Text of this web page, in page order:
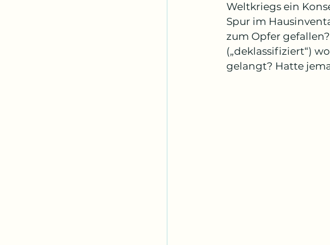
Weltkriegs ein
Spur im
zum Opfer
(„deklassifiziert“)
gelangt? Hatte